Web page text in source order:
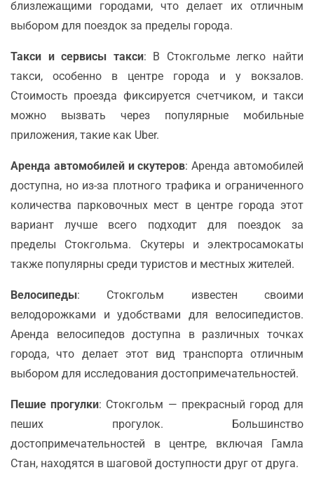
близлежащими городами, что делает их отличным
выбором для поездок за пределы города.
Такси и сервисы такси: В Стокгольме легко найти
такси, особенно в центре города и у вокзалов.
Стоимость проезда фиксируется счетчиком, и такси
можно вызвать через популярные мобильные
приложения, такие как Uber.
Аренда автомобилей и скутеров: Аренда автомобилей
доступна, но из-за плотного трафика и ограниченного
количества парковочных мест в центре города этот
вариант лучше всего подходит для поездок за
пределы Стокгольма. Скутеры и электросамокаты
также популярны среди туристов и местных жителей.
Велосипеды: Стокгольм известен своими
велодорожками и удобствами для велосипедистов.
Аренда велосипедов доступна в различных точках
города, что делает этот вид транспорта отличным
выбором для исследования достопримечательностей.
Пешие прогулки: Стокгольм — прекрасный город для
пеших прогулок. Большинство
достопримечательностей в центре, включая Гамла
Стан, находятся в шаговой доступности друг от друга.